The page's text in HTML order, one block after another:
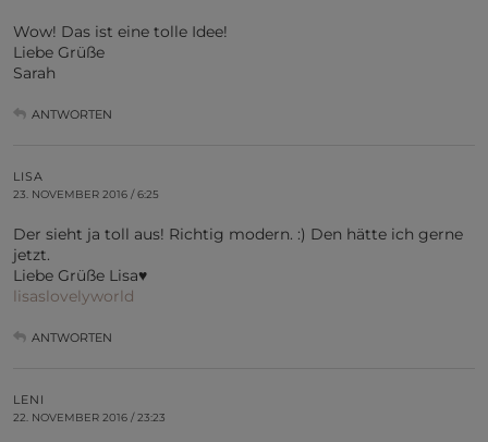
Wow! Das ist eine tolle Idee!
Liebe Grüße
Sarah
ANTWORTEN
LISA
23. NOVEMBER 2016 / 6:25
Der sieht ja toll aus! Richtig modern. :) Den hätte ich gerne
jetzt.
Liebe Grüße Lisa♥
lisaslovelyworld
ANTWORTEN
LENI
22. NOVEMBER 2016 / 23:23